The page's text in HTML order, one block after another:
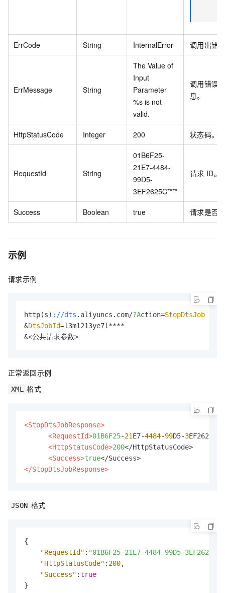
ErrCode String InternalError 调用出错
ErrMessage String
The Value of
Input
Parameter
%s is not
valid.
调用错误
息。
HttpStatusCode Integer 200 状态码。
RequestId String
01B6F25-
21E7-4484-
99D5-
3EF2625C****
请求 ID。
Success Boolean true 请求是否
示例
请求示例
http(s) ://dts .aliyuncs.com/?Action=StopDtsJob
&DtsJobId=l3m1213ye7l****
&<公共请求参数>
正常返回示例
XML 格式
<StopDtsJobResponse>
<RequestId>01B6F25-21E7-4484-99D5-3
<HttpStatusCode>200</HttpStatusCode>
<Success>true
</StopDtsJobResponse>
JSON 格式
{
"RequestId" : "01B6F25-21E7-4484-99D5-
"HttpStatusCode" : 200,
"Success" :true
}